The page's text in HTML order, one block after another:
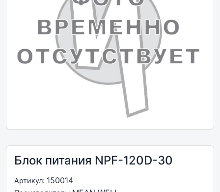
Блок питания NPF-120D-30
Артикул: 150014